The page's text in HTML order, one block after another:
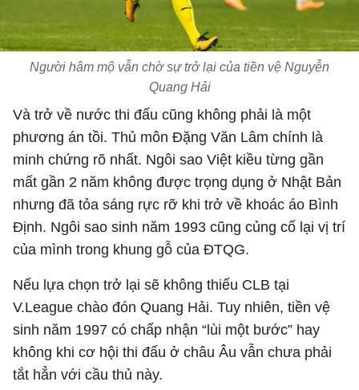
Người hâm mộ vẫn chờ sự trở lại của tiền vệ Nguyễn
Quang Hải
Và trở về nước thi đấu cũng không phải là một
phương án tồi. Thủ môn Đặng Văn Lâm chính là
minh chứng rõ nhất. Ngôi sao Việt kiều từng gần
mất gần 2 năm không được trọng dụng ở Nhật Bản
nhưng đã tỏa sáng rực rỡ khi trở về khoác áo Bình
Định. Ngôi sao sinh năm 1993 cũng củng cố lại vị trí
của mình trong khung gỗ của ĐTQG.
Nếu lựa chọn trở lại sẽ không thiếu CLB tại
V.League chào đón Quang Hải. Tuy nhiên, tiền vệ
sinh năm 1997 có chấp nhận “lùi một bước” hay
không khi cơ hội thi đấu ở châu Âu vẫn chưa phải
tắt hẳn với cầu thủ này.